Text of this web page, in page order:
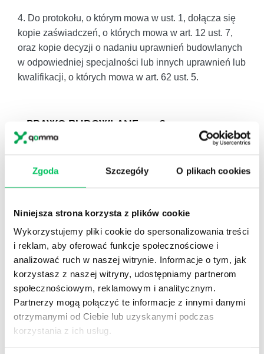
Zgoda Szczegóły O plikach cookies
Niniejsza strona korzysta z plików cookie
Wykorzystujemy pliki cookie do spersonalizowania treści
i reklam, aby oferować funkcje społecznościowe i
analizować ruch w naszej witrynie. Informacje o tym, jak
korzystasz z naszej witryny, udostępniamy partnerom
społecznościowym, reklamowym i analitycznym.
Partnerzy mogą połączyć te informacje z innymi danymi
otrzymanymi od Ciebie lub uzyskanymi podczas
korzystania z ich usług.
4. Do protokołu, o którym mowa w ust. 1, dołącza się
kopie zaświadczeń, o których mowa w art. 12 ust. 7,
oraz kopie decyzji o nadaniu uprawnień budowlanych
w odpowiedniej specjalności lub innych uprawnień lub
kwalifikacji, o których mowa w art. 62 ust. 5.
PRAWO BUDOWLANE 2026
Warsztatowa forma szkolenia pozwoli na analizę
wątpliwości oraz wymianę doświadczeń. Otwarta
forma szkolenia to również możliwość wymiany
doświadczeń z przedstawicielami firm/…
ZOBACZ SZKOLENIE
PRAWNE ASPEKTY GOSPODAROWANIA I
OBROTU NIERUCHOMOŚCIAMI
Podczas szkolenia zaprezentujemy uczestnikom
całokształt przepisów związanych z
gospodarowaniem nieruchomościami, ich obrotem
i regulacje wynikające z ustawy o gospodarce
nieruchomościami. Zapraszamy na szkolenie
zarządzanie nieruchomościami.